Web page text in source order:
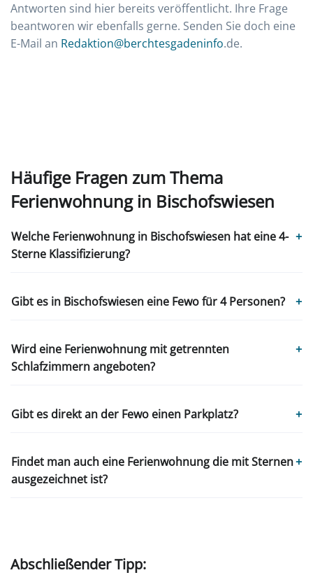
Antworten sind hier bereits veröffentlicht. Ihre Frage
beantworen wir ebenfalls gerne. Senden Sie doch eine
E-Mail an Redaktion@berchtesgadeninfo.de.
Häufige Fragen zum Thema
Ferienwohnung in Bischofswiesen
Welche Ferienwohnung in Bischofswiesen hat eine 4-
Sterne Klassifizierung?
+
Gibt es in Bischofswiesen eine Fewo für 4 Personen? +
Wird eine Ferienwohnung mit getrennten
Schlafzimmern angeboten?
+
Gibt es direkt an der Fewo einen Parkplatz? +
Findet man auch eine Ferienwohnung die mit Sternen
ausgezeichnet ist?
+
Abschließender Tipp: